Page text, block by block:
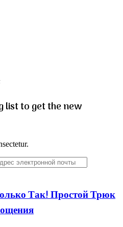
list to get the new
Так! Простой Трюк